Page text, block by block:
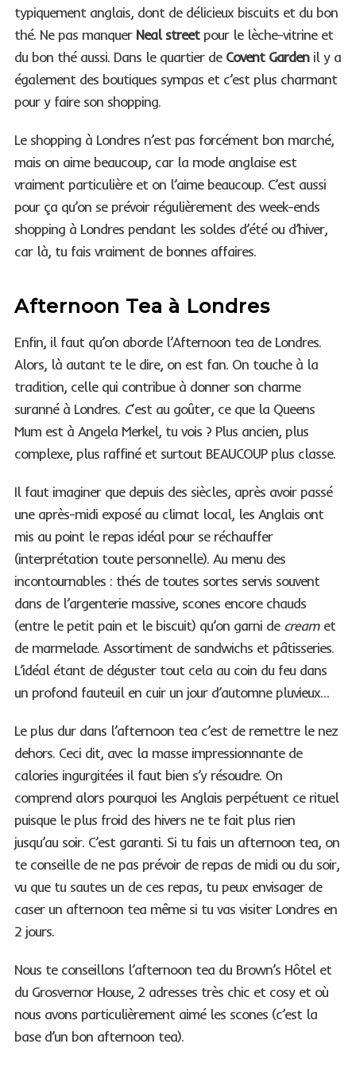
typiquement anglais, dont de délicieux biscuits et du bon
thé. Ne pas manquer Neal streetpour le lèche-vitrine et
du bon thé aussi. Dans le quartier de Covent Gardenil y a
également des boutiques sympas et c’est plus charmant
pour y faire son shopping.
Le shopping à Londres n’est pas forcément bon marché,
mais on aime beaucoup, car la mode anglaise est
vraiment particulière et on l’aime beaucoup. C’est aussi
pour ça qu’on se prévoir régulièrement des week-ends
shopping à Londres pendant les soldes d’été ou d’hiver,
car là, tu fais vraiment de bonnes affaires.
Afternoon Tea à Londres
Enfin, il faut qu’on aborde l’Afternoon tea de Londres.
Alors, là autant te le dire, on est fan. On touche à la
tradition, celle qui contribue à donner son charme
suranné à Londres. C‘est au goûter, ce que la Queens
Mum est à Angela Merkel, tu vois ? Plus ancien, plus
complexe, plus raffiné et surtout BEAUCOUP plus classe.
Il faut imaginer que depuis des siècles, après avoir passé
une après-midi exposé au climat local, les Anglais ont
mis au point le repas idéal pour se réchauffer
(interprétation toute personnelle). Au menu des
incontournables : thés de toutes sortes servis souvent
dans de l’argenterie massive, scones encore chauds
(entre le petit pain et le biscuit) qu’on garni de creamet
de marmelade. Assortiment de sandwichs et pâtisseries.
L’idéal étant de déguster tout cela au coin du feu dans
un profond fauteuil en cuir un jour d’automne pluvieux…
Le plus dur dans l’afternoon tea c’est de remettre le nez
dehors. Ceci dit, avec la masse impressionnante de
calories ingurgitées il faut bien s’y résoudre. On
comprend alors pourquoi les Anglais perpétuent ce rituel
puisque le plus froid des hivers ne te fait plus rien
jusqu’au soir. C’est garanti. Si tu fais un afternoon tea, on
te conseille de ne pas prévoir de repas de midi ou du soir,
vu que tu sautes un de ces repas, tu peux envisager de
caser un afternoon tea même si tu vas visiter Londres en
2 jours.
Nous te conseillons l’afternoon tea du Brown’s Hôtel et
du Grosvernor House, 2 adresses très chic et cosy et où
nous avons particulièrement aimé les scones (c’est la
base d’un bon afternoon tea).